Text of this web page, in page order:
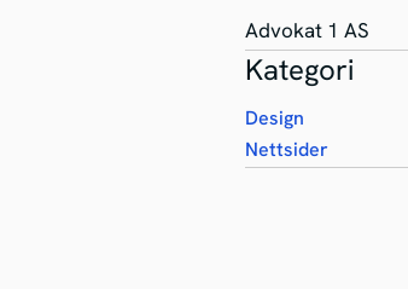
Advokat 1 AS
Kategori
Design
Nettsider